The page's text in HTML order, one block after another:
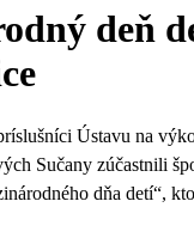
deň
Ústavu na
Sučany zúčastnili
dňa detí“,